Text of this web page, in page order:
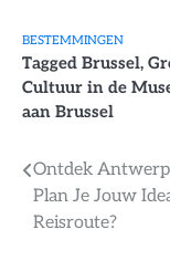
BESTEMMINGEN
Tagged Brussel,
Cultuur in de
aan Brussel
Bericht
navigatie
Ontdek
Plan Je Jouw
Reisroute?